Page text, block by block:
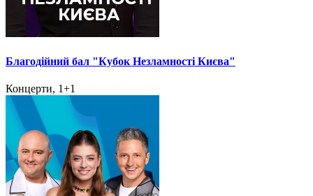
Благодійний бал "Кубок Незламності Києва"
Концерти, 1+1